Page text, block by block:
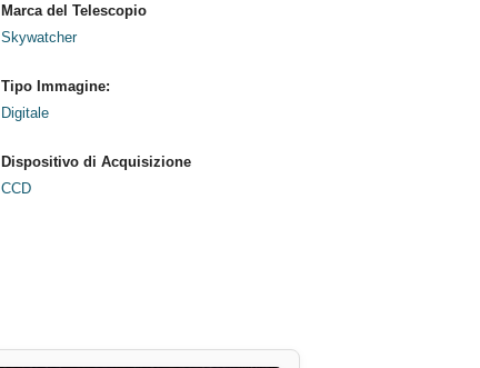
Marca del Telescopio
Skywatcher
Tipo Immagine:
Digitale
Dispositivo di Acquisizione
CCD